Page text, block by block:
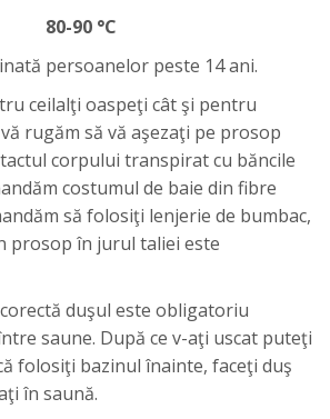
80-90 °C
persoanelor peste 14 ani.
ceilalţi oaspeţi cât şi pentru
rugăm să vă aşezaţi pe prosop
corpului transpirat cu băncile
costumul de baie din fibre
să folosiţi lenjerie de bumbac,
prosop în jurul taliei este
duşul este obligatoriu
saune. După ce v-aţi uscat puteţi
folosiţi bazinul înainte, faceţi duş
în saună.